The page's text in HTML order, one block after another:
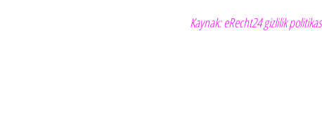
Kaynak: eRecht24 gizlilik